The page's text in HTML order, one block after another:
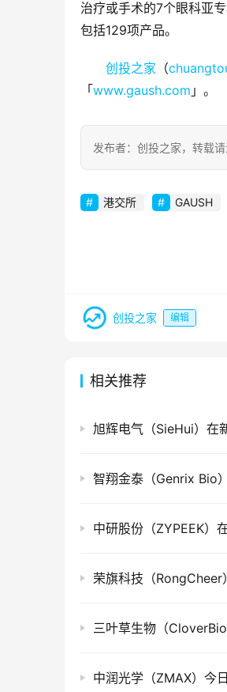
治疗或手术的7个眼科亚
包括129项产品。
创投之家 （
「www.gaush.com 」。
发布者：创投之家，转载请
港交所 GAUSH
创投之家 编辑
相关推荐
旭辉电气（SieHui）在
智翔金泰（Genrix Bio
中研股份（ZYPEEK）
荣旗科技（
三叶草生物（
中润光学（ZMAX）今